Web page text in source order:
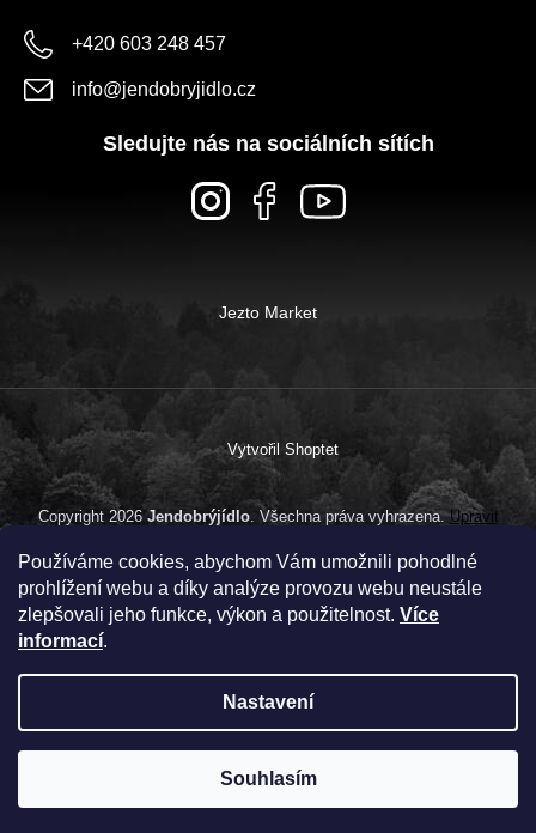
Používáme cookies, abychom Vám umožnili pohodlné
prohlížení webu a díky analýze provozu webu neustále
zlepšovali jeho funkce, výkon a použitelnost. Více
informací.
Nastavení
Souhlasím
+420 603 248 457
info@jendobryjidlo.cz
Sledujte nás na sociálních sítích
Jezto Market
Vytvořil Shoptet
Copyright 2026 Jendobrýjídlo. Všechna práva vyhrazena.Upravit